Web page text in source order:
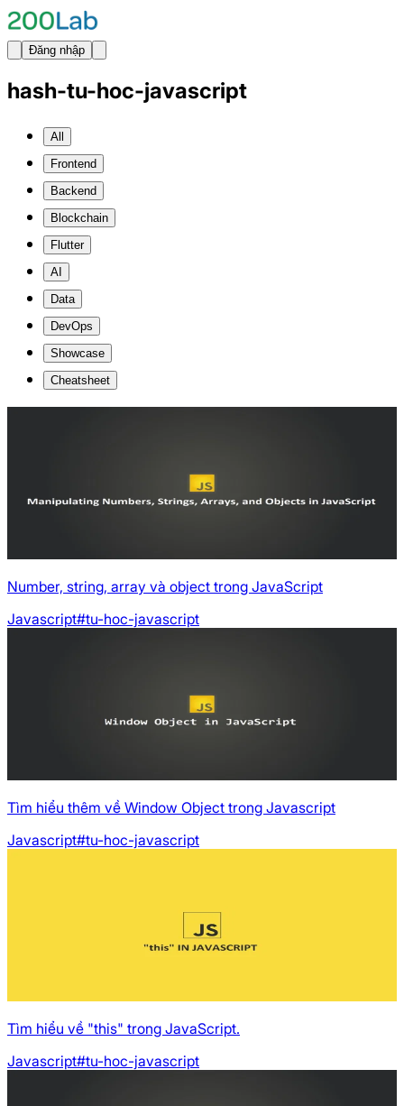
Đăng nhập
hash-tu-hoc-javascript
All
Frontend
Backend
Blockchain
Flutter
AI
Data
DevOps
Showcase
Cheatsheet
Number, string, array và object trong JavaScript
Javascript#tu-hoc-javascript
Tìm hiểu thêm về Window Object trong Javascript
Javascript#tu-hoc-javascript
Tìm hiểu về "this" trong JavaScript.
Javascript#tu-hoc-javascript